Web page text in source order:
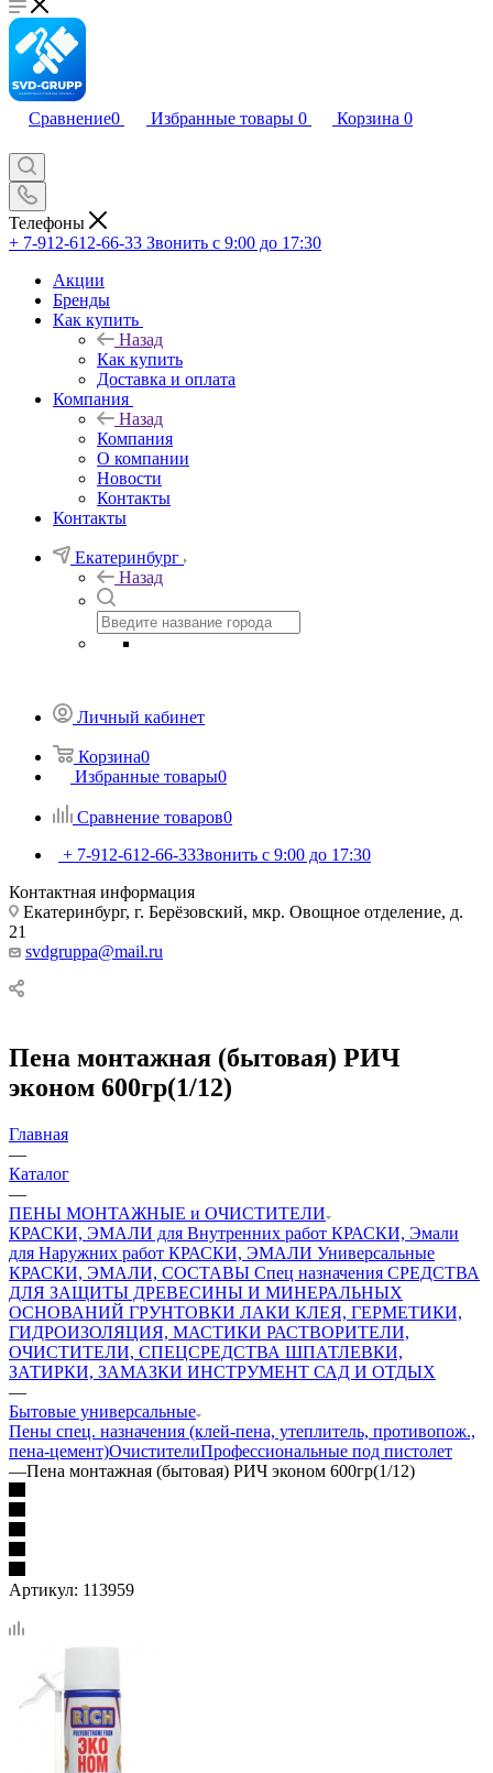
Сравнение0 Избранные товары 0 Корзина 0
Телефоны
+ 7-912-612-66-33 Звонить с 9:00 до 17:30
Акции
Бренды
Как купить
Назад
Как купить
Доставка и оплата
Компания
Назад
Компания
О компании
Новости
Контакты
Контакты
Екатеринбург
Назад
Личный кабинет
Корзина0
Избранные товары0
Сравнение товаров0
+ 7-912-612-66-33Звонить с 9:00 до 17:30
Контактная информация
Екатеринбург, г. Берёзовский, мкр. Овощное отделение, д.
21
svdgruppa@mail.ru
Пена монтажная (бытовая) РИЧ
эконом 600гр(1/12)
Главная
—
Каталог
—
ПЕНЫ МОНТАЖНЫЕ и ОЧИСТИТЕЛИ
КРАСКИ, ЭМАЛИ для Внутренних работ КРАСКИ, Эмали
для Наружних работ КРАСКИ, ЭМАЛИ Универсальные
КРАСКИ, ЭМАЛИ, СОСТАВЫ Спец назначения СРЕДСТВА
ДЛЯ ЗАЩИТЫ ДРЕВЕСИНЫ И МИНЕРАЛЬНЫХ
ОСНОВАНИЙ ГРУНТОВКИ ЛАКИ КЛЕЯ, ГЕРМЕТИКИ,
ГИДРОИЗОЛЯЦИЯ, МАСТИКИ РАСТВОРИТЕЛИ,
ОЧИСТИТЕЛИ, СПЕЦСРЕДСТВА ШПАТЛЕВКИ,
ЗАТИРКИ, ЗАМАЗКИ ИНСТРУМЕНТ САД И ОТДЫХ
—
Бытовые универсальные
Пены спец. назначения (клей-пена, утеплитель, противопож.,
пена-цемент)ОчистителиПрофессиональные под пистолет
—Пена монтажная (бытовая) РИЧ эконом 600гр(1/12)
Артикул: 113959